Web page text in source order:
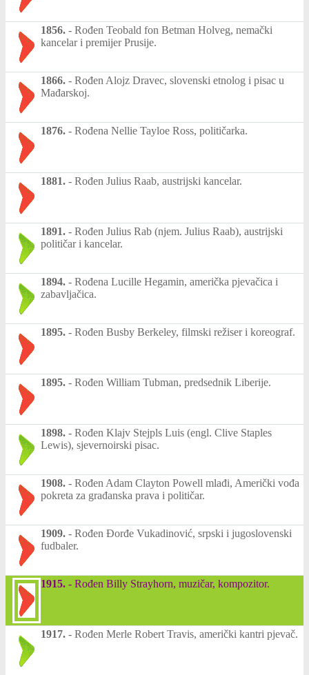
1856. - Rođen Teobald fon Betman Holveg, nemački
kancelar i premijer Prusije.
1866. - Rođen Alojz Dravec, slovenski etnolog i pisac u
Mađarskoj.
1876. - Rođena Nellie Tayloe Ross, političarka.
1881. - Rođen Julius Raab, austrijski kancelar.
1891. - Rođen Julius Rab (njem. Julius Raab), austrijski
političar i kancelar.
1894. - Rođena Lucille Hegamin, američka pjevačica i
zabavljačica.
1895. - Rođen Busby Berkeley, filmski režiser i koreograf.
1895. - Rođen William Tubman, predsednik Liberije.
1898. - Rođen Klajv Stejpls Luis (engl. Clive Staples
Lewis), sjevernoirski pisac.
1908. - Rođen Adam Clayton Powell mlađi, Američki vođa
pokreta za građanska prava i političar.
1909. - Rođen Đorđe Vukadinović, srpski i jugoslovenski
fudbaler.
1915. - Rođen Billy Strayhorn, muzičar, kompozitor.
1917. - Rođen Merle Robert Travis, američki kantri pjevač.